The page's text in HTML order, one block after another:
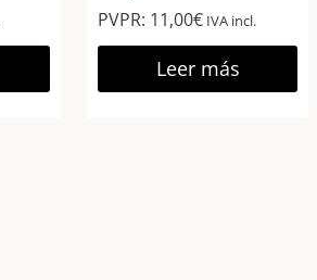
PVPR: 11,00€ IVA incl.
Leer más